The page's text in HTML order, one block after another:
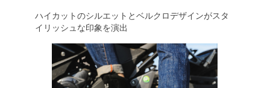
ハイカットのシルエットとベルクロデザインがスタ
イリッシュな印象を演出